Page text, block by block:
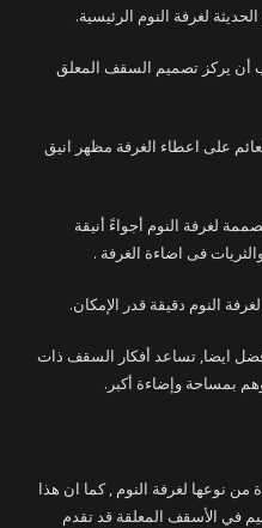
لغرفة النوم الرئيسية.
يركز تصميم السقف المعلق
على اعطاء الغرفة مظهر انيق
لغرفة النوم أجواءً أنيقة
فى اضاءة الغرفة .
النوم دقيقة قدر الإمكان.
ايضا, تساعد أفكار السقف ذات
بمساحة وإضاءة أكبر.
نوعها لغرفة النوم , كما ان هذا
في الأسقف المعلقة قد تقدم